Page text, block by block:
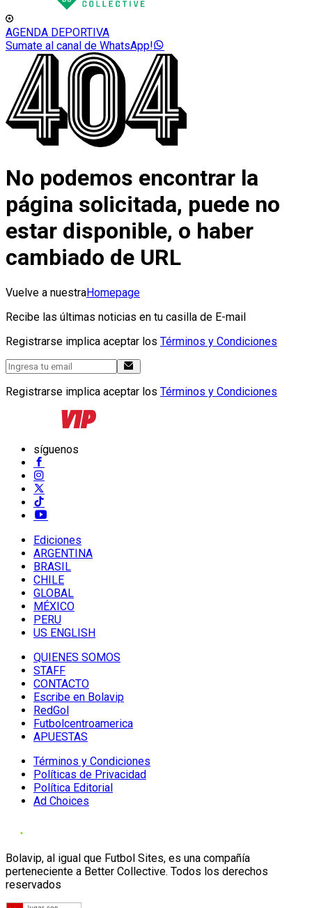
AGENDA DEPORTIVA
Sumate al canal de WhatsApp!
No podemos encontrar la
página solicitada, puede no
estar disponible, o haber
cambiado de URL
Vuelve a nuestraHomepage
Recibe las últimas noticias en tu casilla de E-mail
Registrarse implica aceptar los Términos y Condiciones
Registrarse implica aceptar los Términos y Condiciones
síguenos
Ediciones
ARGENTINA
BRASIL
CHILE
GLOBAL
MÉXICO
PERU
US ENGLISH
QUIENES SOMOS
STAFF
CONTACTO
Escribe en Bolavip
RedGol
Futbolcentroamerica
APUESTAS
Términos y Condiciones
Políticas de Privacidad
Política Editorial
Ad Choices
Bolavip, al igual que Futbol Sites, es una compañía
perteneciente a Better Collective. Todos los derechos
reservados